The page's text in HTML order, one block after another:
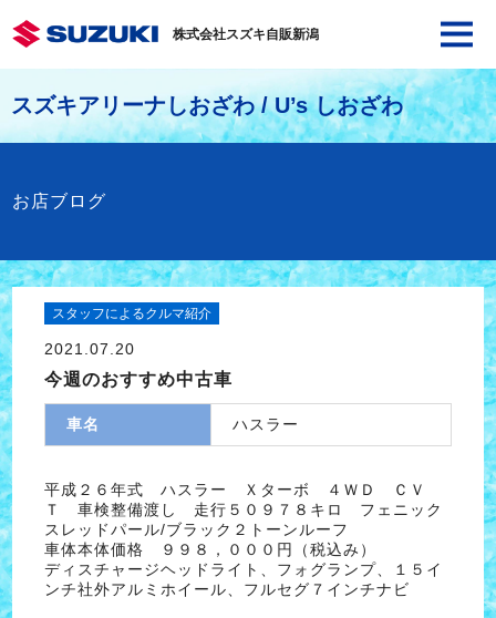
株式会社スズキ自販新潟
スズキアリーナしおざわ / U’s しおざわ
お店ブログ
スタッフによるクルマ紹介
2021.07.20
今週のおすすめ中古車
車名 ハスラー
平成２６年式 ハスラー Ｘターボ ４ＷＤ ＣＶ
Ｔ 車検整備渡し 走行５０９７８キロ フェニック
スレッドパール/ブラック２トーンルーフ
車体本体価格 ９９８，０００円（税込み）
ディスチャージヘッドライト、フォグランプ、１５イ
ンチ社外アルミホイール、フルセグ７インチナビ